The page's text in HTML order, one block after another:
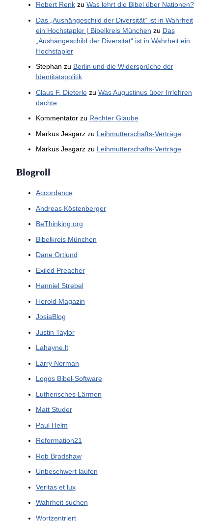
Robert Renkzu Was lehrt die Bibel über Nationen?
Das „Aushängeschild der Diversität“ ist in Wahrheit
ein Hochstapler | Bibelkreis München zu Das
„Aushängeschild der Diversität“ ist in Wahrheit ein
Hochstapler
Stephan zu Berlin und die Widersprüche der
Identitätspolitik
Claus F. Dieterlezu Was Augustinus über Irrlehren
dachte
Kommentatorzu Rechter Glaube
Markus Jesgarzzu Leihmutterschafts-Verträge
Markus Jesgarzzu Leihmutterschafts-Verträge
Blogroll
Accordance
Andreas Köstenberger
BeThinking.org
Bibelkreis München
Dane Ortlund
Exiled Preacher
Hanniel Strebel
Herold Magazin
JosiaBlog
Justin Taylor
Lahayne.lt
Larry Norman
Logos Bibel-Software
Lutherisches Lärmen
Matt Studer
Paul Helm
Reformation21
Rob Bradshaw
Unbeschwert laufen
Veritas et lux
Wahrheit suchen
Wortzentriert